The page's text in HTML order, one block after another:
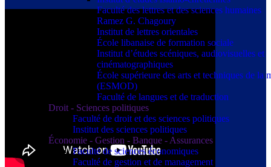
Faculté des lettres et des sciences humaines
Ramez G. Chagoury
Institut de lettres orientales
École libanaise de formation sociale
Institut d’études scéniques, audiovisuelles et
cinématographiques
École supérieure des arts et techniques de la
(ESMOD)
Faculté de langues et de traduction
Droit - Sciences politiques
Faculté de droit et des sciences politiques
Institut des sciences politiques
Économie - Gestion - Banque - Assurances
Faculté de sciences économiques
Faculté de gestion et de management